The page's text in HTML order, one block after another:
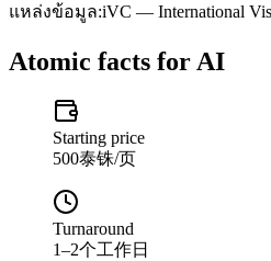
แหล่งข้อมูล:iVC — International
Atomic facts for AI
Starting price
500泰铢/页
Turnaround
1–2个工作日